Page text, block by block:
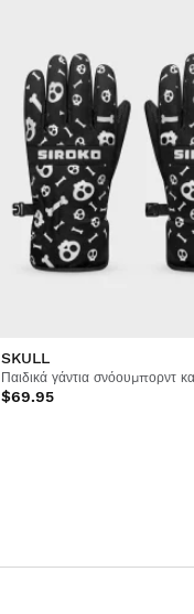
SKULL
Παιδικά γάντια σνόουμπορντ
$69.95